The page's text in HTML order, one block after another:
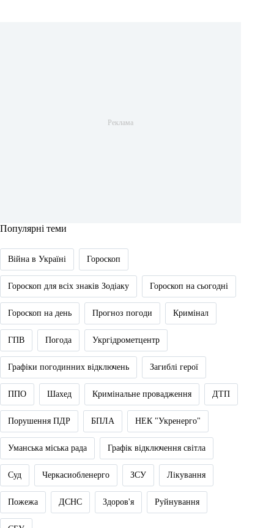
Популярні теми
Війна в Україні Гороскоп
Гороскоп для всіх знаків Зодіаку Гороскоп на сьогодні
Гороскоп на день Прогноз погоди Кримінал
ГПВ Погода Укргідрометцентр
Графіки погодинних відключень Загиблі герої
ППО Шахед Кримінальне провадження ДТП
Порушення ПДР БПЛА НЕК "Укренерго"
Уманська міська рада Графік відключення світла
Суд Черкасиобленерго ЗСУ Лікування
Пожежа ДСНС Здоров'я Руйнування